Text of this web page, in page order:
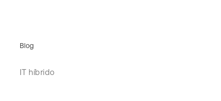
Blog
IT híbrido